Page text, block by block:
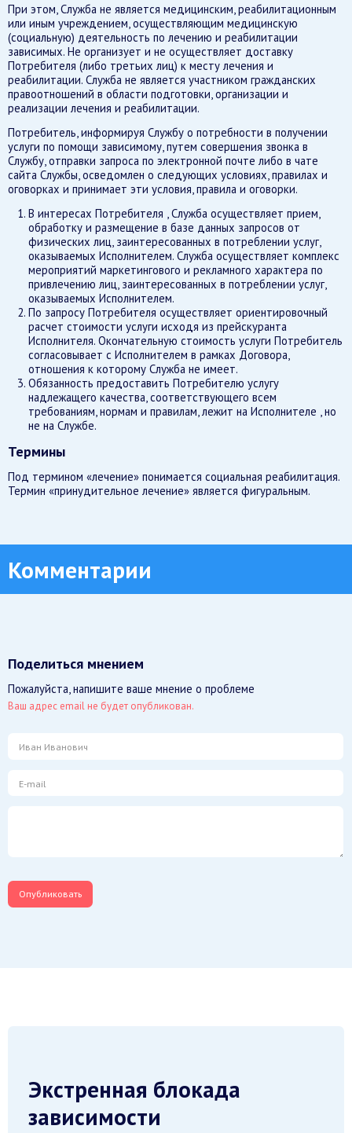
При этом, Служба не является медицинским, реабилитационным
или иным учреждением, осуществляющим медицинскую
(социальную) деятельность по лечению и реабилитации
зависимых. Не организует и не осуществляет доставку
Потребителя (либо третьих лиц) к месту лечения и
реабилитации. Служба не является участником гражданских
правоотношений в области подготовки, организации и
реализации лечения и реабилитации.
Потребитель, информируя Службу о потребности в получении
услуги по помощи зависимому, путем совершения звонка в
Службу, отправки запроса по электронной почте либо в чате
сайта Службы, осведомлен о следующих условиях, правилах и
оговорках и принимает эти условия, правила и оговорки.
В интересах Потребителя , Служба осуществляет прием,
обработку и размещение в базе данных запросов от
физических лиц, заинтересованных в потреблении услуг,
оказываемых Исполнителем. Служба осуществляет комплекс
мероприятий маркетингового и рекламного характера по
привлечению лиц, заинтересованных в потреблении услуг,
оказываемых Исполнителем.
По запросу Потребителя осуществляет ориентировочный
расчет стоимости услуги исходя из прейскуранта
Исполнителя. Окончательную стоимость услуги Потребитель
согласовывает с Исполнителем в рамках Договора,
отношения к которому Служба не имеет.
Обязанность предоставить Потребителю услугу
надлежащего качества, соответствующего всем
требованиям, нормам и правилам, лежит на Исполнителе , но
не на Службе.
Термины
Под термином «лечение» понимается социальная реабилитация.
Термин «принудительное лечение» является фигуральным.
Комментарии
Поделиться мнением
Пожалуйста, напишите ваше мнение о проблеме
Ваш адрес email не будет опубликован.
Экстренная блокада
зависимости